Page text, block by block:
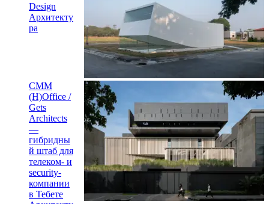
Design
Архитекту
ра
CMM
(H)Office /
Gets
Architects
—
гибридны
й штаб для
телеком- и
security-
компании
в Тебете